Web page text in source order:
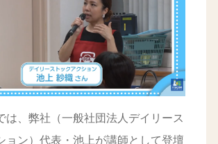
は、弊社（一般社団法人デイリース
ョン）代表・池上が講師として登壇